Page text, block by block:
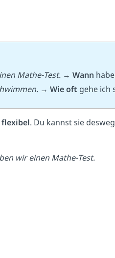
Mathe-Test. → Wann
. → Wie oft gehe ich
flexibel. Du kannst sie
wir einen Mathe-Test.